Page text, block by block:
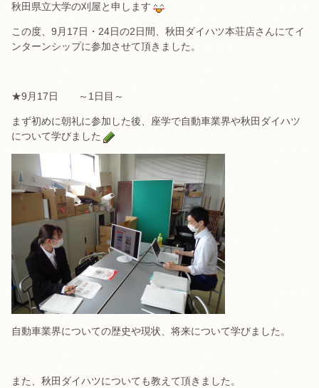
秋田県立大学の刈屋と申します
この度、9月17日・24日の2日間、秋田ダイハツ本荘店さんにてイ
ンターンシップに参加させて頂きました。
★9月17日 ～1日目～
まず初めに朝礼に参加した後、座学で自動車業界や秋田ダイハツ
について学びました
自動車業界についての歴史や現状、将来について学びました。
また、秋田ダイハツについても教えて頂きました。